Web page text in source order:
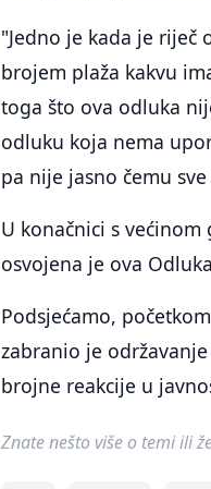
"Jedno je kada je
brojem plaža kakvu
toga što ova odluka
odluku koja nema
pa nije jasno čemu
U konačnici s većinom
osvojena je ova
Podsjećamo,
zabranio je
brojne reakcije u
Znate nešto više o temi ili